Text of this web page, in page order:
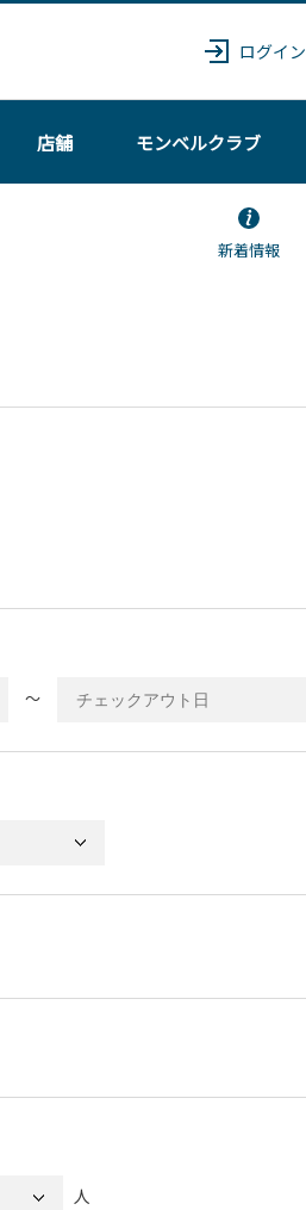
ログイン
店舗 モンベルクラブ
新着情報
〜
人